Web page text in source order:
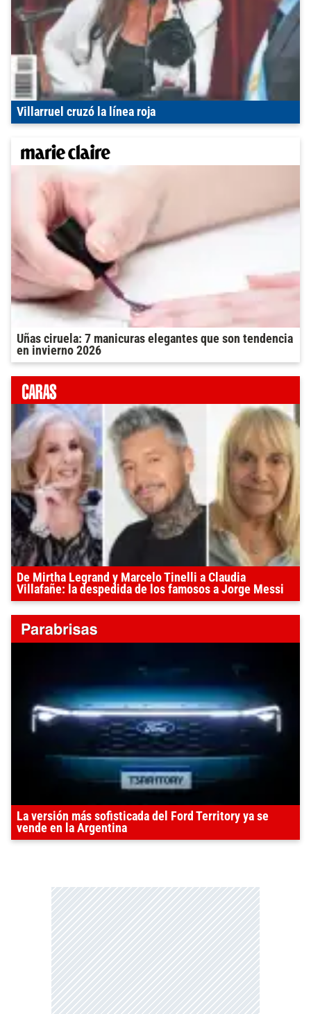
Villarruel cruzó la línea roja
Uñas ciruela: 7 manicuras elegantes que son tendencia
en invierno 2026
De Mirtha Legrand y Marcelo Tinelli a Claudia
Villafañe: la despedida de los famosos a Jorge Messi
La versión más sofisticada del Ford Territory ya se
vende en la Argentina